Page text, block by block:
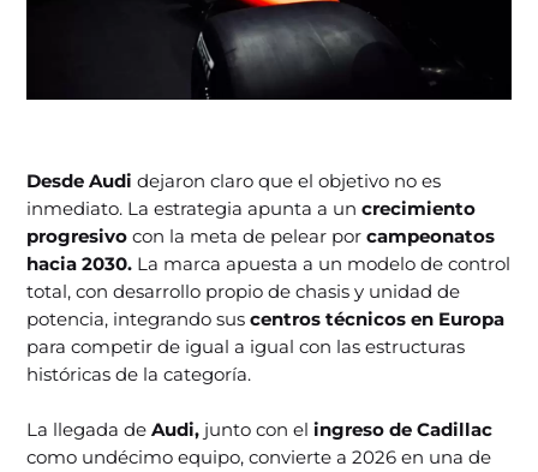
Desde Audi dejaron claro que el objetivo no es
inmediato. La estrategia apunta a uncrecimiento
progresivo con la meta de pelear porcampeonatos
hacia 2030. La marca apuesta a un modelo de control
total, con desarrollo propio de chasis y unidad de
potencia, integrando suscentros técnicos en Europa
para competir de igual a igual con las estructuras
históricas de la categoría.
La llegada deAudi, junto con el ingreso de Cadillac
como undécimo equipo, convierte a 2026 en una de